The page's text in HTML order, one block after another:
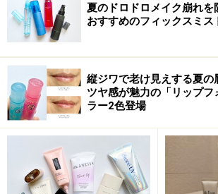
天然成分配合で、髪にも頭皮にも優し
ー。とろみのあるテクスチャーで泡立
す。カラーは、ブラックとダークブラ
はブラック）。
シャンプーとして使って徐々に染めて
が、実は、なるべく早く目立たなく
「裏技的使い方」もあります。それが
立てず原液のままつけてラップをし
夏のドロドロメイク崩れを
おすすめのフィックスミス
縦ジワで老け見えする夏の
ツヤ感が魅力の「リップフ
ラー2色登場